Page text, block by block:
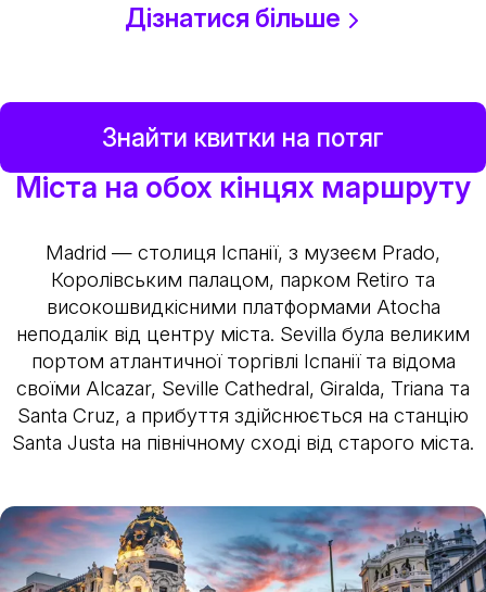
Дізнатися більше
Знайти квитки на потяг
Міста на обох кінцях маршруту
Madrid — столиця Іспанії, з музеєм Prado,
Королівським палацом, парком Retiro та
високошвидкісними платформами Atocha
неподалік від центру міста. Sevilla була великим
портом атлантичної торгівлі Іспанії та відома
своїми Alcazar, Seville Cathedral, Giralda, Triana та
Santa Cruz, а прибуття здійснюється на станцію
Santa Justa на північному сході від старого міста.